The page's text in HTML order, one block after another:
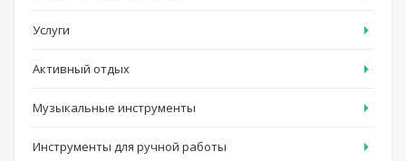
Услуги
Активный отдых
Музыкальные инструменты
Инструменты для ручной работы